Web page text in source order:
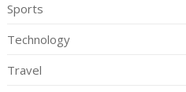
Sports
Technology
Travel